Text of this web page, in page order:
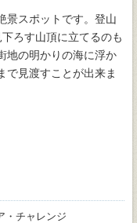
景スポットです。登山
ろす山頂に立てるのも
地の明かりの海に浮か
で見渡すことが出来ま
・チャレンジ